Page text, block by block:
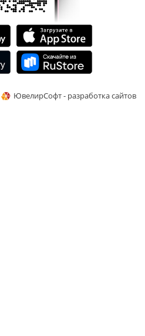
ЮвелирСофт - разработка сайтов